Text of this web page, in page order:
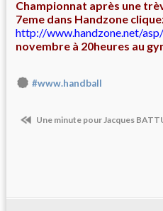
Championnat après une
7eme dans Handzone
http://www.handzone.net/
novembre à 20heures au
#www.handball
Une minute pour Jacques